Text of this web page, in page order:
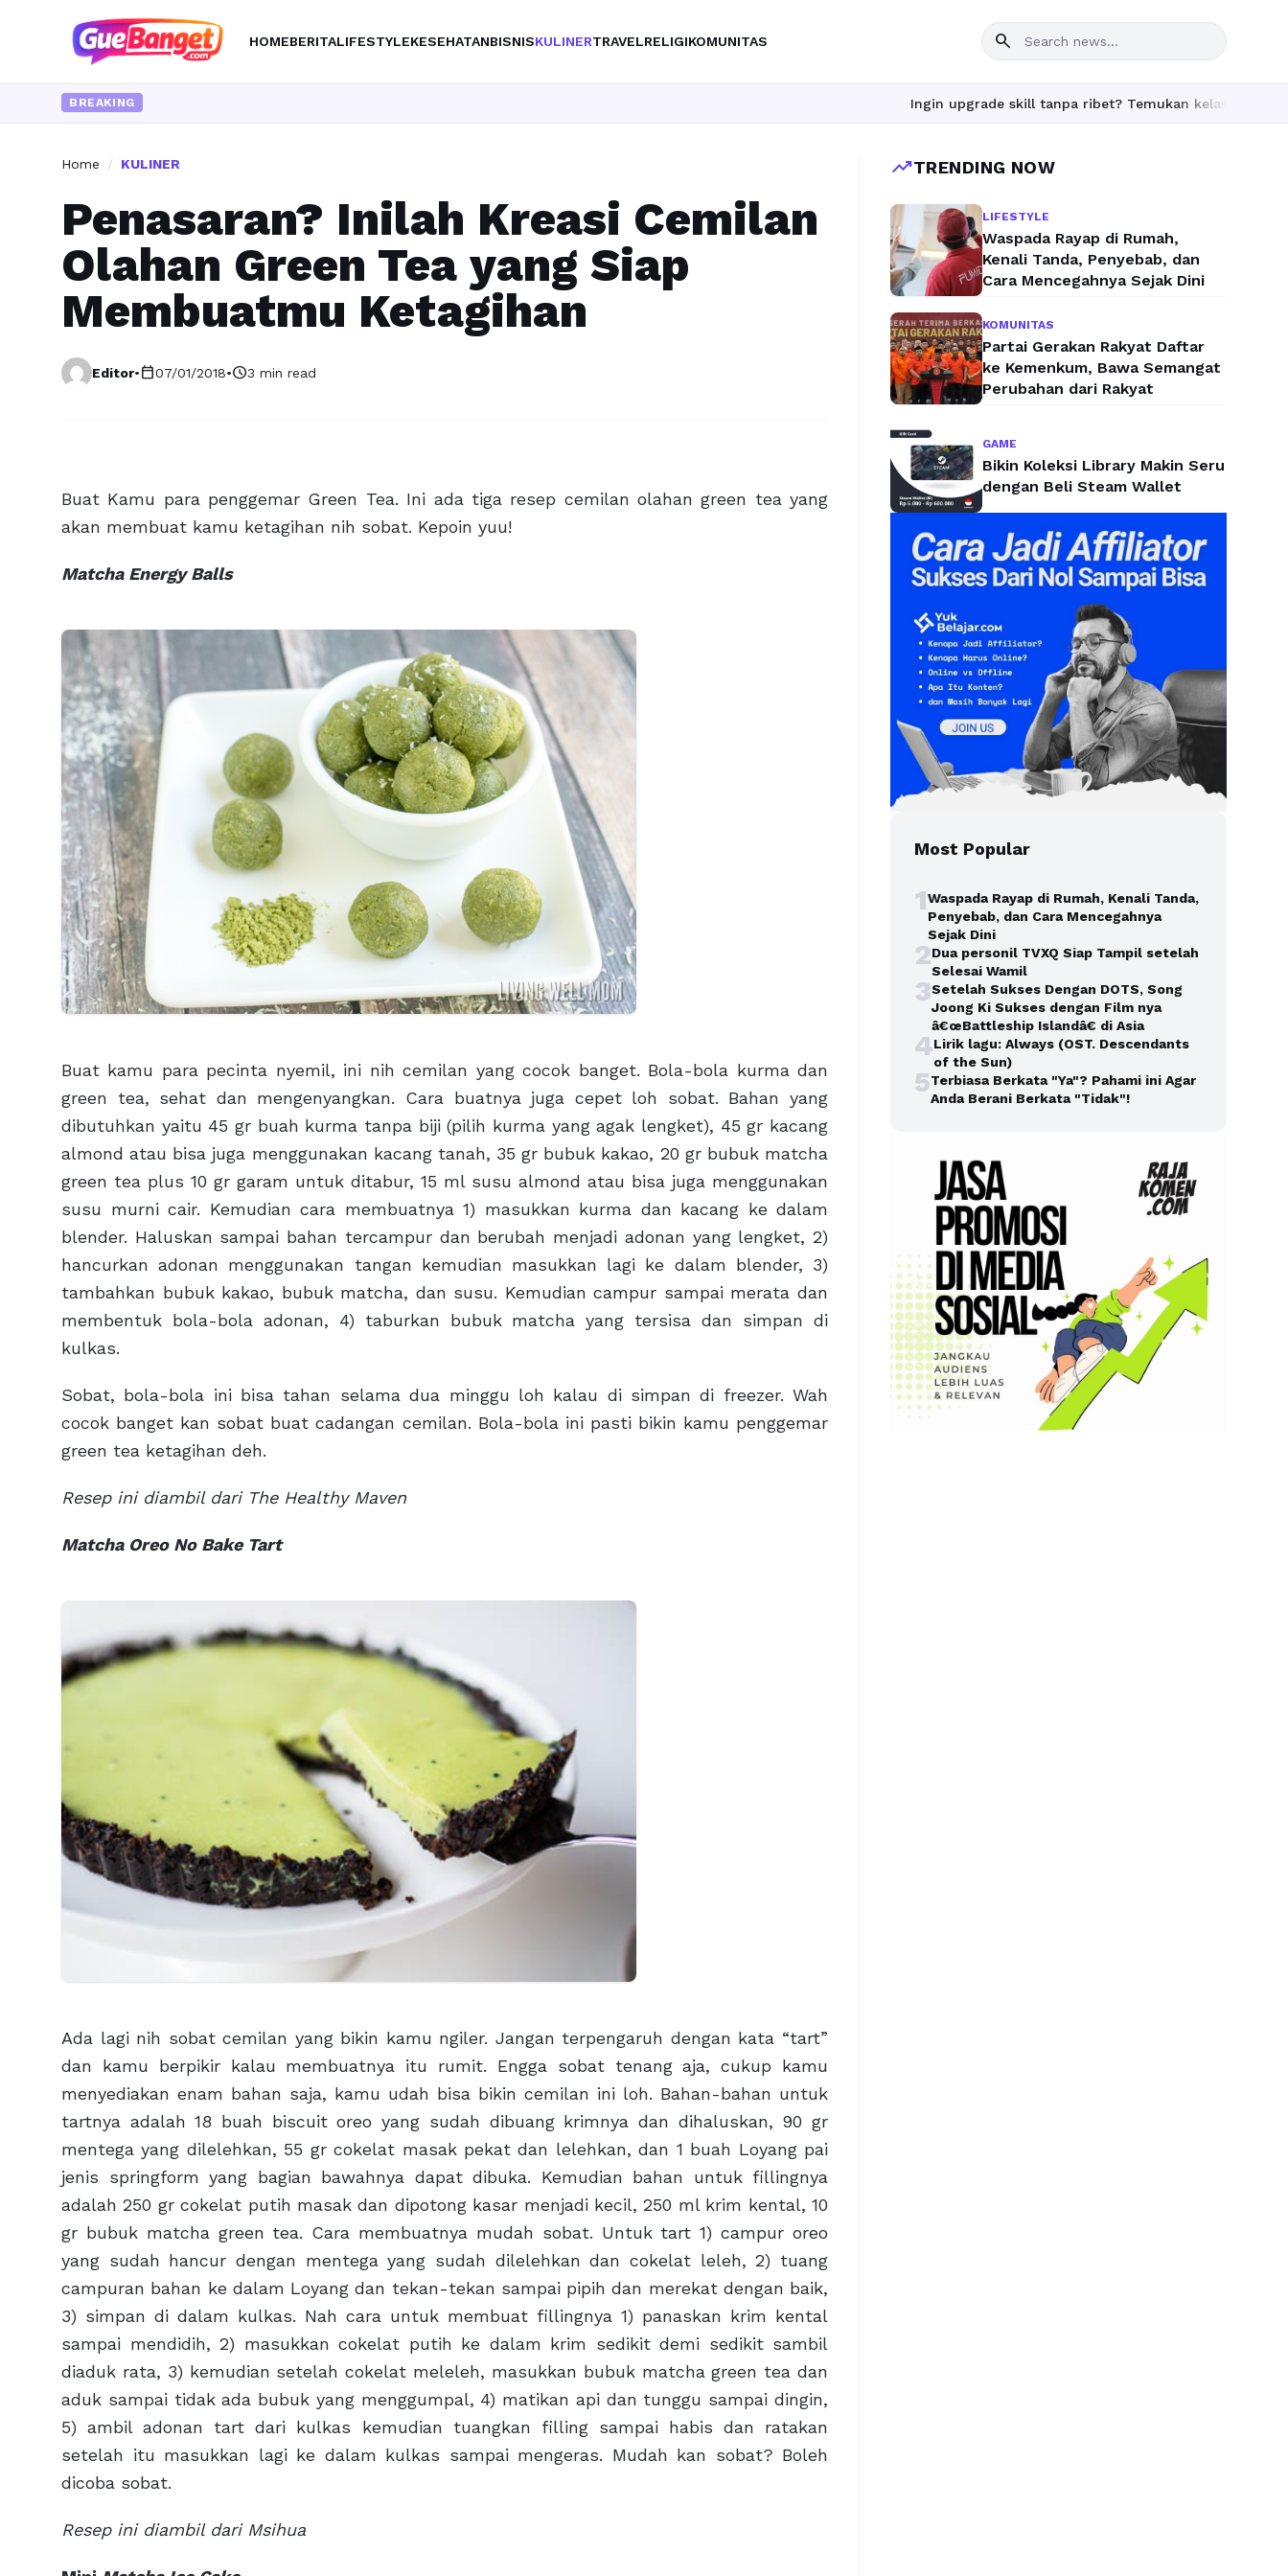
HOMEBERITALIFESTYLEKESEHATANBISNISKULINERTRAVELRELIGIKOMUNITAS search
BREAKING Ingin upgrade skill tanpa ribet? Temukan kelas seru dan materi
Home / KULINER
Penasaran? Inilah Kreasi Cemilan
Olahan Green Tea yang Siap
Membuatmu Ketagihan
Editor•calendar_today07/01/2018•schedule3 min read
Buat Kamu para penggemar Green Tea. Ini ada tiga resep cemilan olahan green tea yang
akan membuat kamu ketagihan nih sobat. Kepoin yuu!
Matcha Energy Balls
Buat kamu para pecinta nyemil, ini nih cemilan yang cocok banget. Bola-bola kurma dan
green tea, sehat dan mengenyangkan. Cara buatnya juga cepet loh sobat. Bahan yang
dibutuhkan yaitu 45 gr buah kurma tanpa biji (pilih kurma yang agak lengket), 45 gr kacang
almond atau bisa juga menggunakan kacang tanah, 35 gr bubuk kakao, 20 gr bubuk matcha
green tea plus 10 gr garam untuk ditabur, 15 ml susu almond atau bisa juga menggunakan
susu murni cair. Kemudian cara membuatnya 1) masukkan kurma dan kacang ke dalam
blender. Haluskan sampai bahan tercampur dan berubah menjadi adonan yang lengket, 2)
hancurkan adonan menggunakan tangan kemudian masukkan lagi ke dalam blender, 3)
tambahkan bubuk kakao, bubuk matcha, dan susu. Kemudian campur sampai merata dan
membentuk bola-bola adonan, 4) taburkan bubuk matcha yang tersisa dan simpan di
kulkas.
Sobat, bola-bola ini bisa tahan selama dua minggu loh kalau di simpan di freezer. Wah
cocok banget kan sobat buat cadangan cemilan. Bola-bola ini pasti bikin kamu penggemar
green tea ketagihan deh.
Resep ini diambil dari The Healthy Maven
Matcha Oreo No Bake Tart
Ada lagi nih sobat cemilan yang bikin kamu ngiler. Jangan terpengaruh dengan kata “tart”
dan kamu berpikir kalau membuatnya itu rumit. Engga sobat tenang aja, cukup kamu
menyediakan enam bahan saja, kamu udah bisa bikin cemilan ini loh. Bahan-bahan untuk
tartnya adalah 18 buah biscuit oreo yang sudah dibuang krimnya dan dihaluskan, 90 gr
mentega yang dilelehkan, 55 gr cokelat masak pekat dan lelehkan, dan 1 buah Loyang pai
jenis springform yang bagian bawahnya dapat dibuka. Kemudian bahan untuk fillingnya
adalah 250 gr cokelat putih masak dan dipotong kasar menjadi kecil, 250 ml krim kental, 10
gr bubuk matcha green tea. Cara membuatnya mudah sobat. Untuk tart 1) campur oreo
yang sudah hancur dengan mentega yang sudah dilelehkan dan cokelat leleh, 2) tuang
campuran bahan ke dalam Loyang dan tekan-tekan sampai pipih dan merekat dengan baik,
3) simpan di dalam kulkas. Nah cara untuk membuat fillingnya 1) panaskan krim kental
sampai mendidih, 2) masukkan cokelat putih ke dalam krim sedikit demi sedikit sambil
diaduk rata, 3) kemudian setelah cokelat meleleh, masukkan bubuk matcha green tea dan
aduk sampai tidak ada bubuk yang menggumpal, 4) matikan api dan tunggu sampai dingin,
5) ambil adonan tart dari kulkas kemudian tuangkan filling sampai habis dan ratakan
setelah itu masukkan lagi ke dalam kulkas sampai mengeras. Mudah kan sobat? Boleh
dicoba sobat.
Resep ini diambil dari Msihua
trending_upTRENDING NOW
LIFESTYLE
Waspada Rayap di Rumah,
Kenali Tanda, Penyebab, dan
Cara Mencegahnya Sejak Dini
KOMUNITAS
Partai Gerakan Rakyat Daftar
ke Kemenkum, Bawa Semangat
Perubahan dari Rakyat
GAME
Bikin Koleksi Library Makin Seru
dengan Beli Steam Wallet
Most Popular
1Waspada Rayap di Rumah, Kenali Tanda,
Penyebab, dan Cara Mencegahnya
Sejak Dini
2Dua personil TVXQ Siap Tampil setelah
Selesai Wamil
3Setelah Sukses Dengan DOTS, Song
Joong Ki Sukses dengan Film nya
â€œBattleship Islandâ€ di Asia
4Lirik lagu: Always (OST. Descendants
of the Sun)
5Terbiasa Berkata "Ya"? Pahami ini Agar
Anda Berani Berkata "Tidak"!